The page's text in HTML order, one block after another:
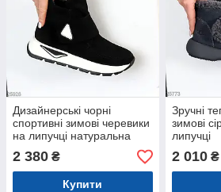
Дизайнерські чорні
спортивні зимові черевики
на липучці натуральна
замша
2 380 ₴
Купити
Зручні
зимові
липучці
2 010₴